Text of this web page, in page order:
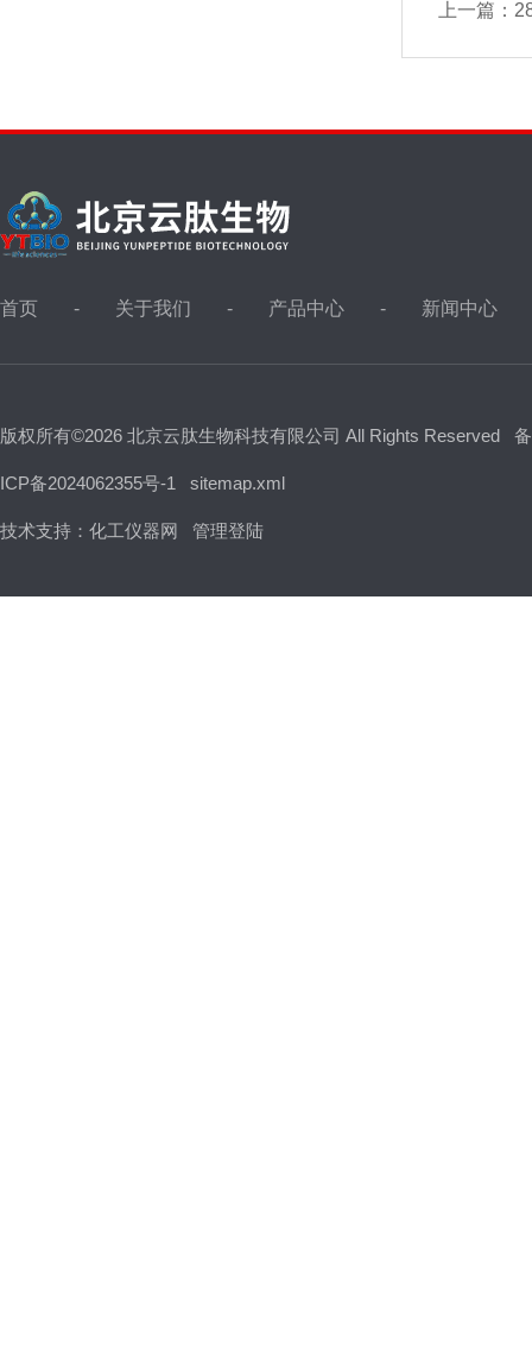
上一篇：
首页 关于我们 产品中心 新闻中心
版权所有©2026 北京云肽生物科技有限公司 All Rights Reserved
ICP备2024062355号-1 sitemap.xml
技术支持： 化工仪器网 管理登陆